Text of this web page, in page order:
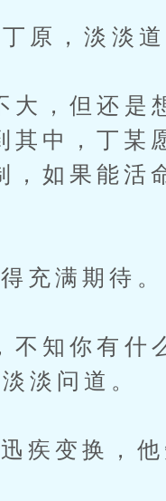
原，淡淡道
，但还是
中，丁某
如果能活
充满期待。
知你有什
淡问道。
变换，他